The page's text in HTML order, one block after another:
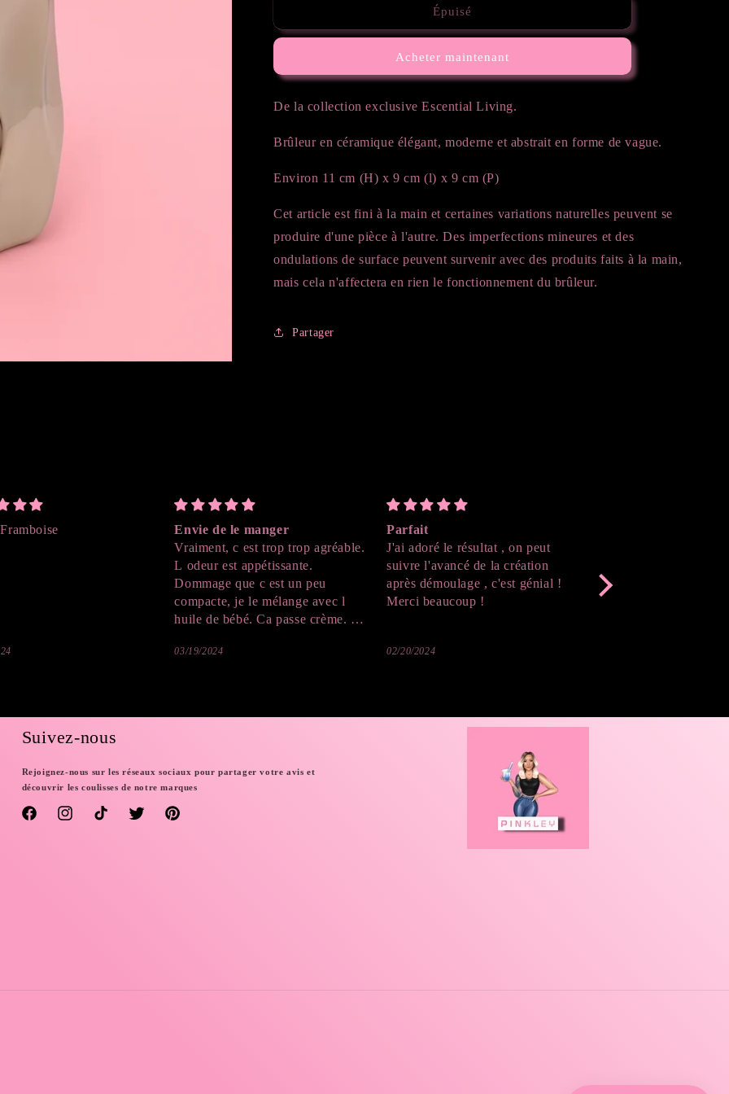
Brûleur
Chrome
Brûleur
Chrome
Épuisé
Acheter maintenant
De la collection exclusive Escential Living.
Brûleur en céramique élégant, moderne et abstrait en forme de vague.
Environ 11 cm (H) x 9 cm (l) x 9 cm (P)
Cet article est fini à la main et certaines variations naturelles peuvent se
produire d'une pièce à l'autre. Des imperfections mineures et des
ondulations de surface peuvent survenir avec des produits faits à la main,
mais cela n'affectera en rien le fonctionnement du brûleur.
Partager
Envie de le manger
Vraiment, c est trop trop agréable.
L odeur est appétissante.
Dommage que c est un peu
compacte, je le mélange avec l
huile de bébé. Ca passe crème. Je
même la couleur donne envie de
03/19/2024
Parfait
J'ai adoré le résultat , on peut
suivre l'avancé de la création
après démoulage , c'est génial !
Merci beaucoup !
02/20/2024
Suivez-nous
Rejoignez-nous sur les réseaux sociaux pour partager votre avis et
découvrir les coulisses de notre marques
FacebookInstagramTikTok Twitter Pinterest